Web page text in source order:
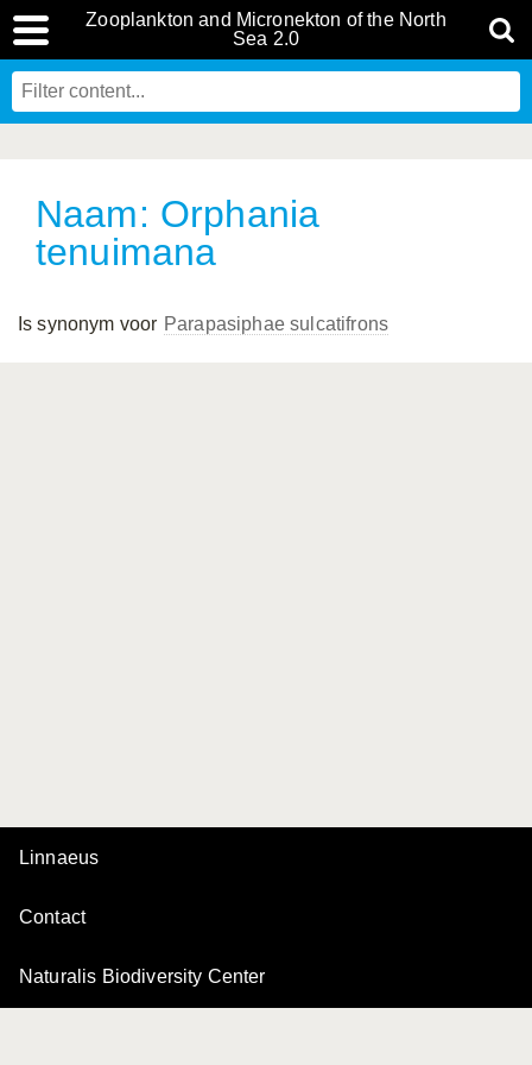
Zooplankton and Micronekton of the North
Sea 2.0
Naam: Orphania
tenuimana
Is synonym voor Parapasiphae sulcatifrons
Linnaeus
Contact
Naturalis Biodiversity Center